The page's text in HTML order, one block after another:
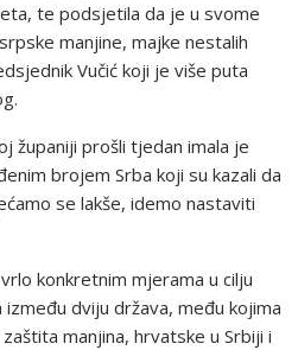
te podsjetila da je u svome
manjine, majke nestalih
Vučić koji je više puta
županiji prošli tjedan imala je
brojem Srba koji su kazali da
se lakše, idemo nastaviti
konkretnim mjerama u cilju
dviju država, među kojima
manjina, hrvatske u Srbiji i